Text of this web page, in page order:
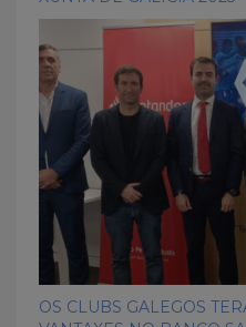
OS CLUBS GALEGOS